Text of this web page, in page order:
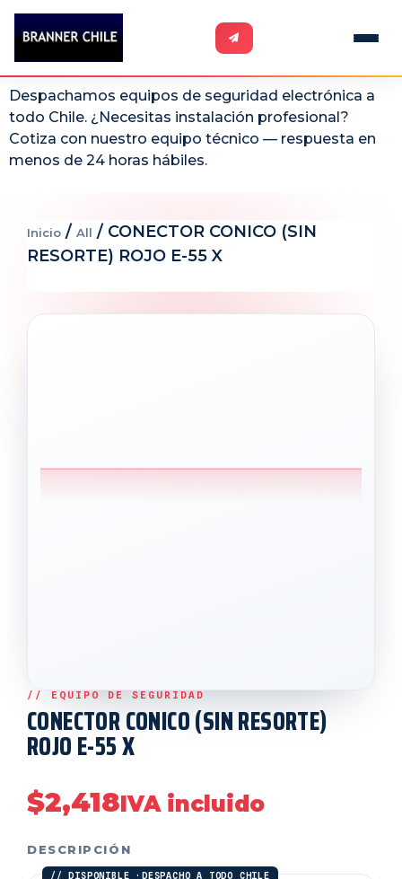
Despachamos equipos de seguridad electrónica a
todo Chile. ¿Necesitas instalación profesional?
Cotiza con nuestro equipo técnico — respuesta en
menos de 24 horas hábiles.
Inicio / All / CONECTOR CONICO (SIN
RESORTE) ROJO E-55 X
CONECTOR CONICO (SIN RESORTE)
ROJO E-55 X
$2,418IVA incluido
DESCRIPCIÓN